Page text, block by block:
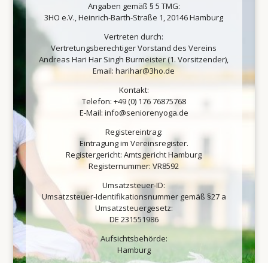
Angaben gemäß § 5 TMG:
3HO e.V., Heinrich-Barth-Straße 1, 20146 Hamburg
Vertreten durch:
Vertretungsberechtiger Vorstand des Vereins
Andreas Hari Har Singh Burmeister (1. Vorsitzender),
Email: harihar@3ho.de
Kontakt:
Telefon: +49 (0) 176 76875768
E-Mail: info@seniorenyoga.de
Registereintrag:
Eintragung im Vereinsregister.
Registergericht: Amtsgericht Hamburg
Registernummer: VR8592
Umsatzsteuer-ID:
Umsatzsteuer-Identifikationsnummer gemäß §27 a
Umsatzsteuergesetz:
DE 231551986
Aufsichtsbehörde:
Hamburg